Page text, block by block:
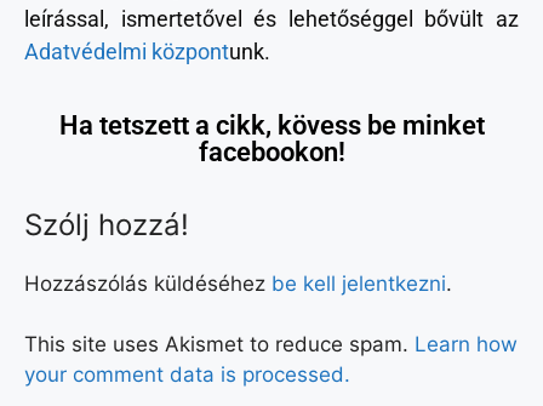
leírással, ismertetővel és lehetőséggel bővült az
Adatvédelmi központunk.
Ha tetszett a cikk, kövess be minket
facebookon!
Szólj hozzá!
Hozzászólás küldéséhez be kell jelentkezni.
This site uses Akismet to reduce spam. Learn how
your comment data is processed.